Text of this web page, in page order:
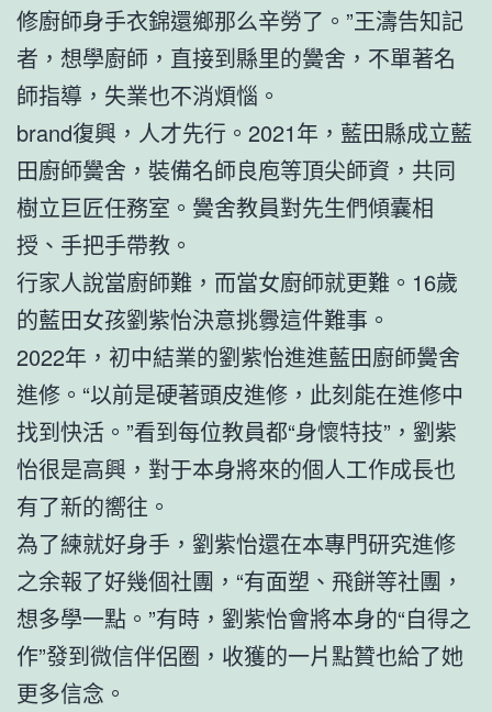
修廚師身手衣錦還鄉那么辛勞了。”王濤告知記
者，想學廚師，直接到縣里的黌舍，不單著名
師指導，失業也不消煩惱。
brand復興，人才先行。2021年，藍田縣成立藍
田廚師黌舍，裝備名師良庖等頂尖師資，共同
樹立巨匠任務室。黌舍教員對先生們傾囊相
授、手把手帶教。
行家人說當廚師難，而當女廚師就更難。16歲
的藍田女孩劉紫怡決意挑釁這件難事。
2022年，初中結業的劉紫怡進進藍田廚師黌舍
進修。“以前是硬著頭皮進修，此刻能在進修中
找到快活。”看到每位教員都“身懷特技”，劉紫
怡很是高興，對于本身將來的個人工作成長也
有了新的嚮往。
為了練就好身手，劉紫怡還在本專門研究進修
之余報了好幾個社團，“有面塑、飛餅等社團，
想多學一點。”有時，劉紫怡會將本身的“自得之
作”發到微信伴侶圈，收獲的一片點贊也給了她
更多信念。